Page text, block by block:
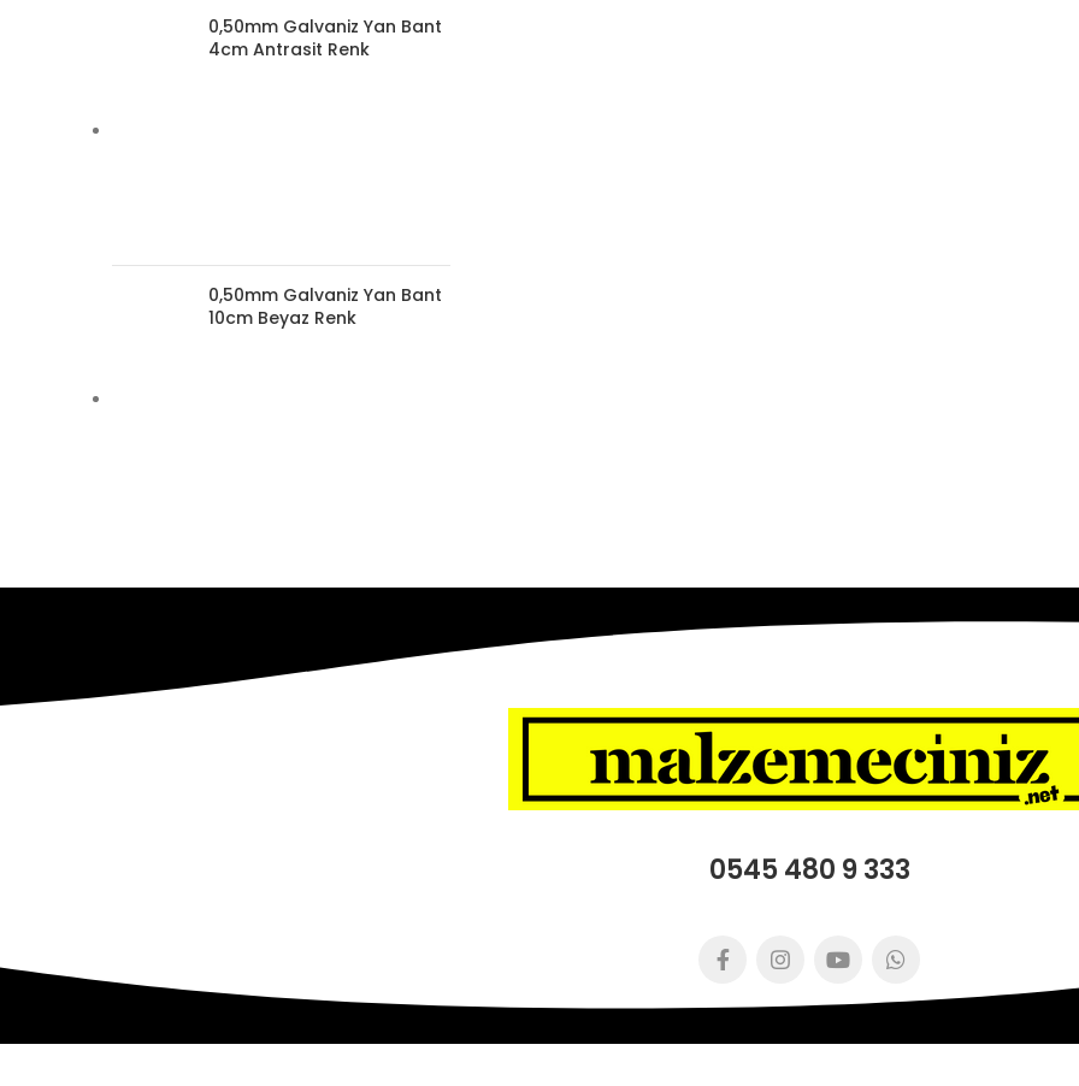
0,50mm Galvaniz Yan Bant
4cm Antrasit Renk
0,50mm Galvaniz Yan Bant
10cm Beyaz Renk
0545 480 9 333